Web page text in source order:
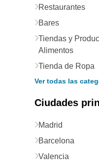
Restaurantes
Bares
Tiendas y
Alimentos
Tienda de Ropa
Ver todas las
Ciudades
Madrid
Barcelona
Valencia